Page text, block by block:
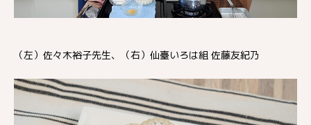
（左）佐々木裕子先生、（右）仙臺いろは組 佐藤友紀乃